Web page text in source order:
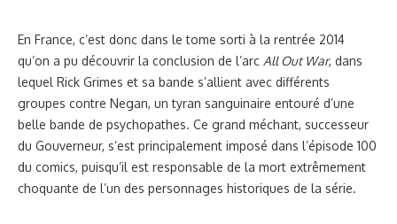
En France, c’est donc dans le tome sorti à la rentrée 2014
qu’on a pu découvrir la conclusion de l’arc All Out War, dans
lequel Rick Grimes et sa bande s’allient avec différents
groupes contre Negan, un tyran sanguinaire entouré d’une
belle bande de psychopathes. Ce grand méchant, successeur
du Gouverneur, s’est principalement imposé dans l’épisode 100
du comics, puisqu’il est responsable de la mort extrêmement
choquante de l’un des personnages historiques de la série.